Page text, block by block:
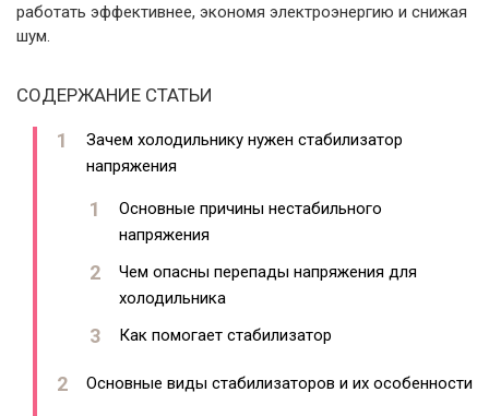
работать эффективнее, экономя электроэнергию и снижая
шум.
СОДЕРЖАНИЕ СТАТЬИ
Зачем холодильнику нужен стабилизатор
напряжения
Основные причины нестабильного
напряжения
Чем опасны перепады напряжения для
холодильника
Как помогает стабилизатор
Основные виды стабилизаторов и их особенности